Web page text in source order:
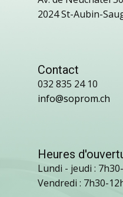
2024 St-Aubin-
Contact
032 835 24 10
info@soprom.ch
Heures
Lundi - jeudi :
Vendredi : 7h30-